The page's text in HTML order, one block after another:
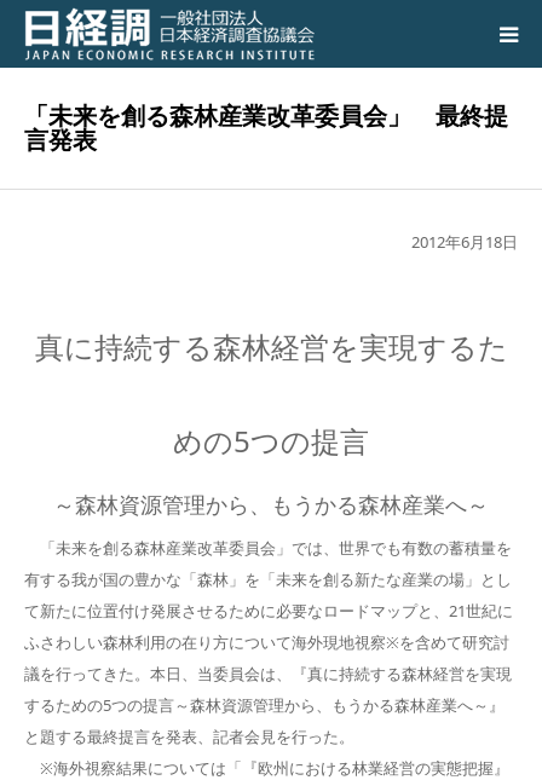
「未来を創る森林産業改革委員会」 最終提
言発表
2012年6月18日
真に持続する森林経営を実現するた
めの5つの提言
～森林資源管理から、もうかる森林産業へ～
「未来を創る森林産業改革委員会」では、世界でも有数の蓄積量を
有する我が国の豊かな「森林」を「未来を創る新たな産業の場」とし
て新たに位置付け発展させるために必要なロードマップと、21世紀に
ふさわしい森林利用の在り方について海外現地視察※を含めて研究討
議を行ってきた。本日、当委員会は、『真に持続する森林経営を実現
するための5つの提言～森林資源管理から、もうかる森林産業へ～』
と題する最終提言を発表、記者会見を行った。
※海外視察結果については「『欧州における林業経営の実態把握』
日経調について